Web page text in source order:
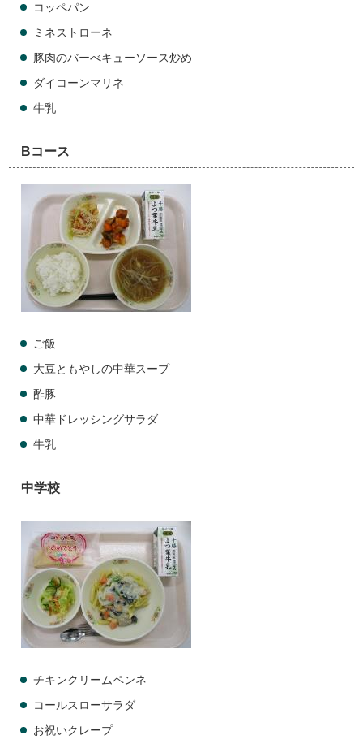
コッペパン
ミネストローネ
豚肉のバーべキューソース炒め
ダイコーンマリネ
牛乳
Bコース
ご飯
大豆ともやしの中華スープ
酢豚
中華ドレッシングサラダ
牛乳
中学校
チキンクリームペンネ
コールスローサラダ
お祝いクレープ